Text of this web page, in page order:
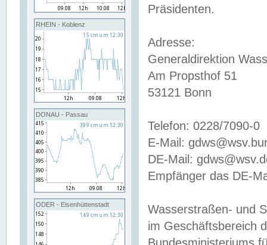
RHEIN - Koblenz
DONAU - Passau
ODER - Eisenhüttenstadt
Präsidenten.
Adresse:
Generaldirektion
Am Propsthof 51
53121 Bonn
Telefon: 0228/7090-0
E-Mail:
DE-Mail:
Empfänger das DE-
Wasserstraßen- und
im Geschäftsbereich